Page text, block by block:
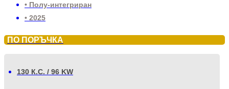
• Полу-интегриран
• 2025
ПО ПОРЪЧКА
130 К.С. / 96 KW